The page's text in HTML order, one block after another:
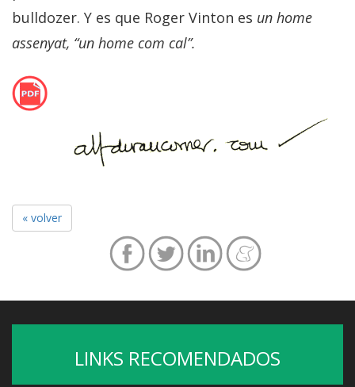
bulldozer. Y es que Roger Vinton es un home
assenyat, “un home com cal”.
« volver
LINKS RECOMENDADOS